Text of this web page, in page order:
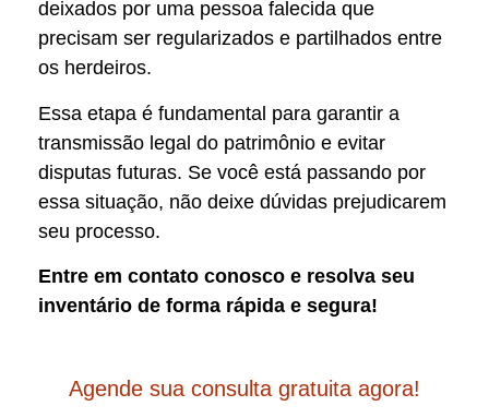
deixados por uma pessoa falecida que
precisam ser regularizados e partilhados entre
os herdeiros.
Essa etapa é fundamental para garantir a
transmissão legal do patrimônio e evitar
disputas futuras. Se você está passando por
essa situação, não deixe dúvidas prejudicarem
seu processo.
Entre em contato conosco e resolva seu
inventário de forma rápida e segura!
Agende sua consulta gratuita agora!